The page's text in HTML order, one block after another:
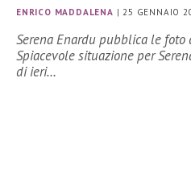
ENRICO MADDALENA |25 GENNAIO
Serena Enardu pubblica le
Spiacevole situazione per
di ieri…